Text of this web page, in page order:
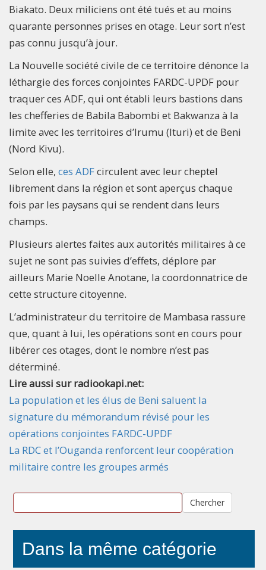
Biakato. Deux miliciens ont été tués et au moins
quarante personnes prises en otage. Leur sort n’est
pas connu jusqu’à jour.
La Nouvelle société civile de ce territoire dénonce la
léthargie des forces conjointes FARDC-UPDF pour
traquer ces ADF, qui ont établi leurs bastions dans
les chefferies de Babila Babombi et Bakwanza à la
limite avec les territoires d’Irumu (Ituri) et de Beni
(Nord Kivu).
Selon elle, ces ADFcirculent avec leur cheptel
librement dans la région et sont aperçus chaque
fois par les paysans qui se rendent dans leurs
champs.
Plusieurs alertes faites aux autorités militaires à ce
sujet ne sont pas suivies d’effets, déplore par
ailleurs Marie Noelle Anotane, la coordonnatrice de
cette structure citoyenne.
L’administrateur du territoire de Mambasa rassure
que, quant à lui, les opérations sont en cours pour
libérer ces otages, dont le nombre n’est pas
déterminé.
Lire aussi sur radiookapi.net:
La population et les élus de Beni saluent la
signature du mémorandum révisé pour les
opérations conjointes FARDC-UPDF
La RDC et l’Ouganda renforcent leur coopération
militaire contre les groupes armés
Chercher
Dans la même catégorie